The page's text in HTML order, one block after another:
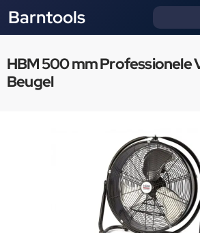
Barntools
HBM 500 mm Professionele
Beugel